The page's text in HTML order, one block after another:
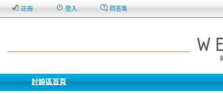
註冊 登入 問答集
討論區首頁